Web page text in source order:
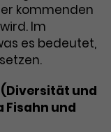
Anzeige
und
hinweg.
kommenden
Im
es bedeutet,
(Diversität und
Fisahn und